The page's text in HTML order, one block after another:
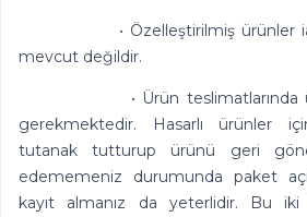
• Özelleştirilmiş ürünler iade
mevcut değildir.
• Ürün teslimatlarında
gerekmektedir. Hasarlı ürünler
tutanak tutturup ürünü geri
edememeniz durumunda paket
kayıt almanız da yeterlidir. Bu iki